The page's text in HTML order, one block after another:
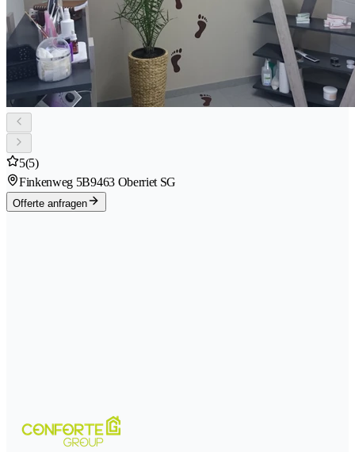
5(5)
Finkenweg 5B9463 Oberriet SG
Offerte anfragen